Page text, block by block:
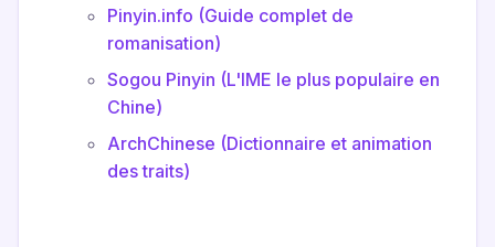
Pinyin.info (Guide complet de
romanisation)
Sogou Pinyin (L'IME le plus populaire en
Chine)
ArchChinese (Dictionnaire et animation
des traits)